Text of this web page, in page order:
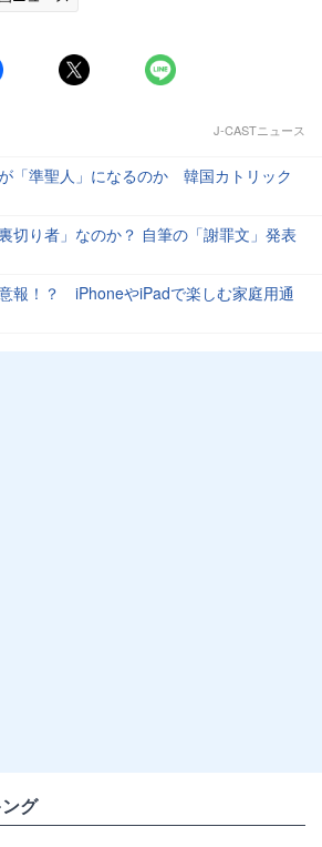
J-CASTニュース
「準聖人」になるのか 韓国カトリック
切り者」なのか？ 自筆の「謝罪文」発表
報！？ iPhoneやiPadで楽しむ家庭用通
グ